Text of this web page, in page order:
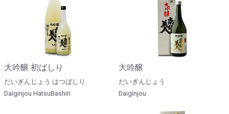
大吟醸 初ばしり
だいぎんじょう はつばしり
Daiginjou HatsuBashiri
大吟醸
だいぎんじょう
Daiginjou